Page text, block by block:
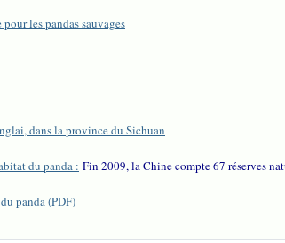
les pandas sauvages
dans la province du Sichuan
du panda : Fin 2009, la Chine compte 67 réserves
panda (PDF)